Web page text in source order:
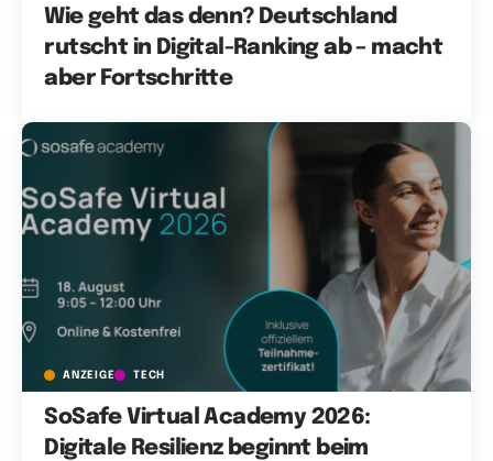
Wie geht das denn? Deutschland
rutscht in Digital-Ranking ab – macht
aber Fortschritte
ANZEIGE TECH
SoSafe Virtual Academy 2026:
Digitale Resilienz beginnt beim